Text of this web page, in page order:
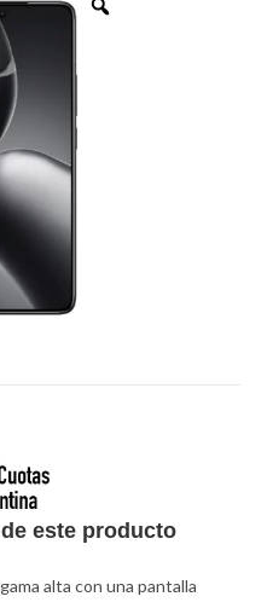
este producto
alta con una pantalla